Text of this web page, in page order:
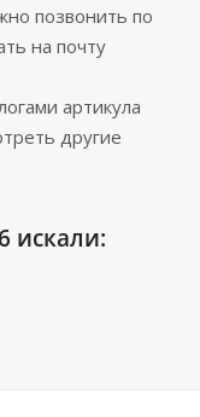
позвонить по
на почту
артикула
другие
искали: